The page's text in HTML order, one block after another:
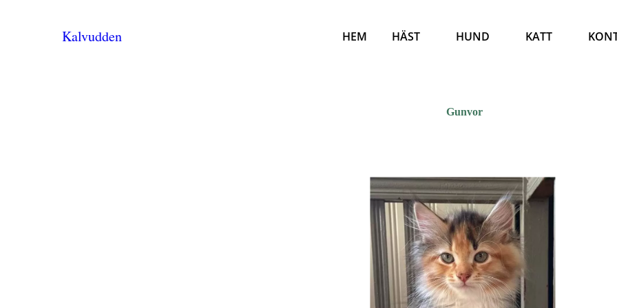
Kalvudden HEM HÄST HUND KATT
Gunvor